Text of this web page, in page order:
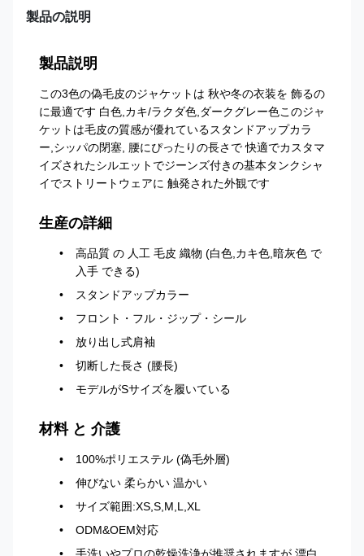
製品の説明
製品説明
この3色の偽毛皮のジャケットは 秋や冬の衣装を 飾るの
に最適です 白色,カキ/ラクダ色,ダークグレー色このジャ
ケットは毛皮の質感が優れているスタンドアップカラ
ー,シッパの閉塞, 腰にぴったりの長さで 快適でカスタマ
イズされたシルエットでジーンズ付きの基本タンクシャ
イでストリートウェアに 触発された外観です
生産の詳細
高品質 の 人工 毛皮 織物 (白色,カキ色,暗灰色 で
入手 できる)
スタンドアップカラー
フロント・フル・ジップ・シール
放り出し式肩袖
切断した長さ (腰長)
モデルがSサイズを履いている
材料 と 介護
100%ポリエステル (偽毛外層)
伸びない 柔らかい 温かい
サイズ範囲:XS,S,M,L,XL
ODM&OEM対応